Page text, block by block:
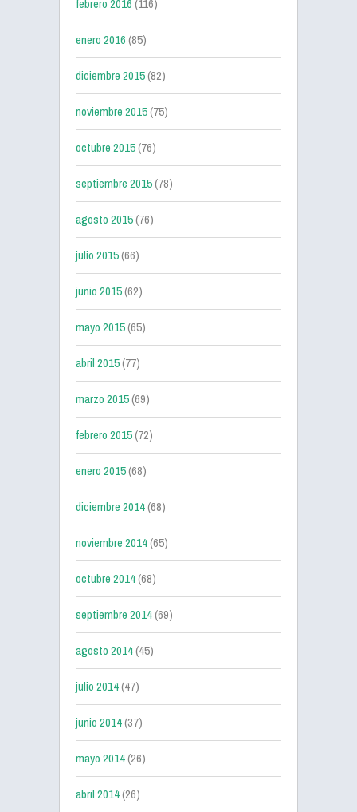
febrero 2016(116)
enero 2016(85)
diciembre 2015(82)
noviembre 2015(75)
octubre 2015(76)
septiembre 2015(78)
agosto 2015(76)
julio 2015(66)
junio 2015(62)
mayo 2015(65)
abril 2015(77)
marzo 2015(69)
febrero 2015(72)
enero 2015(68)
diciembre 2014(68)
noviembre 2014(65)
octubre 2014(68)
septiembre 2014(69)
agosto 2014(45)
julio 2014(47)
junio 2014(37)
mayo 2014(26)
abril 2014(26)